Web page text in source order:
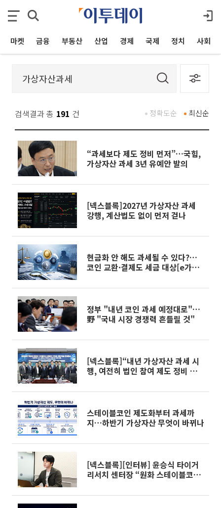
마켓 금융 부동산 산업 경제 국제 정치 사회
검색결과 총 191 건 최신순
정확도순
“과세보다 제도 정비 먼저”…국힘,
가상자산 과세 3년 유예안 발의
[넥스블록]2027년 가상자산 과세
강행, 계산법도 없이 먼저 걷나
현금화 안 해도 과세될 수 있다?…
코인 교환·결제도 세금 대상[e가상
정부 "내년 코인 과세 예정대로"…
野 "국내 시장 경쟁력 흔들릴 것"
[넥스블록]“내년 가상자산 과세 시
행, 여전히 법인 참여 제도 정비 미
스테이블코인 제도화부터 과세까
지…하반기 가상자산 무엇이 바뀌나
[넥스블록][인터뷰] 윤승식 타이거
리서치 센터장 “원화 스테이블코인,